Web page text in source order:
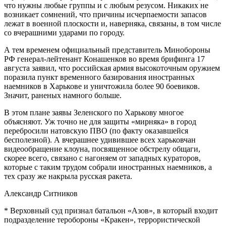
что нужны любые группы и с любым резусом. Никаких не
возникает сомнений, что причины исчерпаемости запасов
лежат в военной плоскости и, наверняка, связаны, в том числе
со вчерашними ударами по городу.
А тем временем официальный представитель Минобороны
РФ генерал-лейтенант Конашенков во время брифинга 17
августа заявил, что российская армия высокоточным оружием
поразила пункт временного базирования иностранных
наемников в Харькове и уничтожила более 90 боевиков.
Значит, раненых намного больше.
В этом плане заявы Зеленского по Харькову многое
объясняют. Уж точно не для защиты «мирняка» в город
перебросили натовскую ПВО (по факту оказавшейся
бесполезной). А вчерашнее удивившее всех харьковчан
видеообращение клоуна, посвященное обстрелу общаги,
скорее всего, связано с нагоняем от западных кураторов,
которые с таким трудом собрали иностранных наемников, а
тех сразу же накрыла русская ракета.
Александр Ситников
* Верховный суд признал батальон «Азов», в который входит
подразделение теробороны «Кракен», террористической